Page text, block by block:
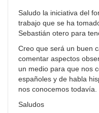
Saludo la iniciativa del
trabajo que se ha
Sebastián otero para
Creo que será un buen
comentar aspectos
un medio para que nos
españoles y de habla
nos conocemos todavía.
Saludos